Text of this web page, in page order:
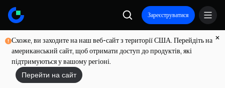
Зареєструватися
Схоже, ви заходите на наш веб-сайт з території США. Перейдіть на
американський сайт, щоб отримати доступ до продуктів, які
підтримуються у вашому регіоні.
Перейти на сайт